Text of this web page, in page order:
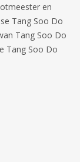
en
Tang Soo Do
Tang Soo Do
Tang Soo Do